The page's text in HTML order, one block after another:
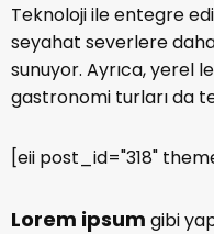
Teknoloji ile entegre
seyahat severlere
sunuyor. Ayrıca, yerel
gastronomi turları da
[eii post_id="318"
Lorem ipsum gibi